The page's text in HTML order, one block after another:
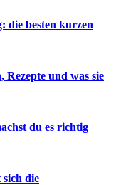
die besten kurzen
Rezepte und was sie
du es richtig
die